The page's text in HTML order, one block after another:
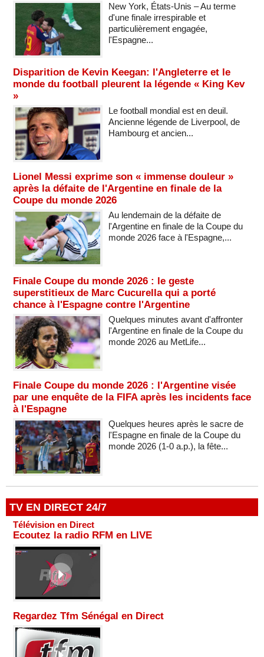
New York, États-Unis – Au terme
d'une finale irrespirable et
particulièrement engagée,
l'Espagne...
Disparition de Kevin Keegan: l'Angleterre et le
monde du football pleurent la légende « King Kev
»
Le football mondial est en deuil.
Ancienne légende de Liverpool, de
Hambourg et ancien...
Lionel Messi exprime son « immense douleur »
après la défaite de l'Argentine en finale de la
Coupe du monde 2026
Au lendemain de la défaite de
l'Argentine en finale de la Coupe du
monde 2026 face à l'Espagne,...
Finale Coupe du monde 2026 : le geste
superstitieux de Marc Cucurella qui a porté
chance à l'Espagne contre l'Argentine
Quelques minutes avant d'affronter
l'Argentine en finale de la Coupe du
monde 2026 au MetLife...
Finale Coupe du monde 2026 : l'Argentine visée
par une enquête de la FIFA après les incidents face
à l'Espagne
Quelques heures après le sacre de
l'Espagne en finale de la Coupe du
monde 2026 (1-0 a.p.), la fête...
TV EN DIRECT 24/7
Télévision en Direct
Ecoutez la radio RFM en LIVE
Regardez Tfm Sénégal en Direct